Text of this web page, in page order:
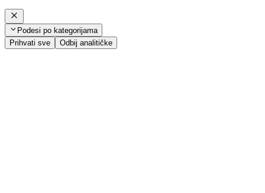
Podesi po kategorijama
Prihvati sve
Odbij analitičke